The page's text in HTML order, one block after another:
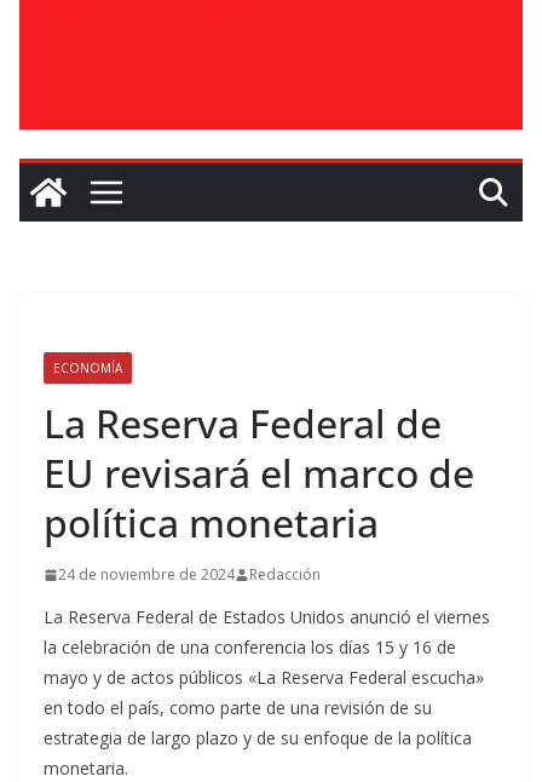
ECONOMÍA
La Reserva Federal de
EU revisará el marco de
política monetaria
24 de noviembre de 2024 Redacción
La Reserva Federal de Estados Unidos anunció el viernes
la celebración de una conferencia los días 15 y 16 de
mayo y de actos públicos «La Reserva Federal escucha»
en todo el país, como parte de una revisión de su
estrategia de largo plazo y de su enfoque de la política
monetaria.